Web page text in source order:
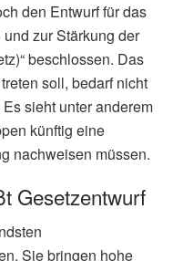
den Entwurf für das
zur Stärkung der
beschlossen. Das
soll, bedarf nicht
sieht unter anderem
künftig eine
nachweisen müssen.
Gesetzentwurf
Sie bringen hohe